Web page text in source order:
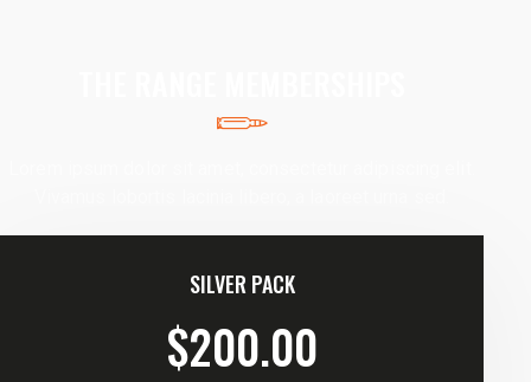
SILVER PACK
$200.00